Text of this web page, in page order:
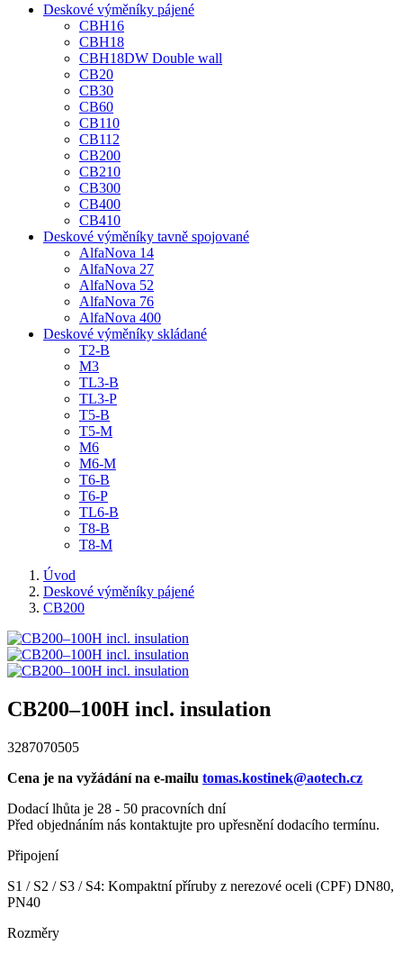
Deskové výměníky pájené
CBH16
CBH18
CBH18DW Double wall
CB20
CB30
CB60
CB110
CB112
CB200
CB210
CB300
CB400
CB410
Deskové výměníky tavně spojované
AlfaNova 14
AlfaNova 27
AlfaNova 52
AlfaNova 76
AlfaNova 400
Deskové výměníky skládané
T2-B
M3
TL3-B
TL3-P
T5-B
T5-M
M6
M6-M
T6-B
T6-P
TL6-B
T8-B
T8-M
Úvod
Deskové výměníky pájené
CB200
CB200–100H incl. insulation
3287070505
Cena je na vyžádání na e-mailu tomas.kostinek@aotech.cz
Dodací lhůta je 28 - 50 pracovních dní
Před objednáním nás kontaktujte pro upřesnění dodacího termínu.
Připojení
S1 / S2 / S3 / S4: Kompaktní příruby z nerezové oceli (CPF) DN80,
PN40
Rozměry